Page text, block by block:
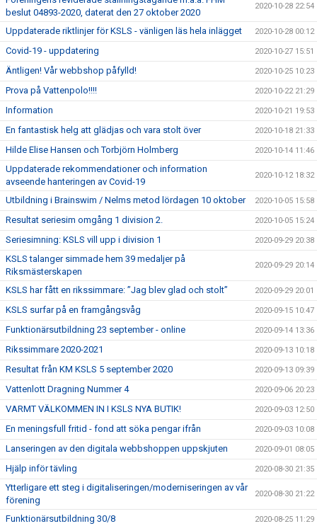
beslut 04893-2020, daterat den 27 oktober 2020
2020-10-28 22:54
Uppdaterade riktlinjer för KSLS - vänligen läs hela inlägget 2020-10-28 00:12
Covid-19 - uppdatering 2020-10-27 15:51
Äntligen! Vår webbshop påfylld! 2020-10-25 10:23
Prova på Vattenpolo!!!! 2020-10-22 21:29
Information 2020-10-21 19:53
En fantastisk helg att glädjas och vara stolt över 2020-10-18 21:33
Hilde Elise Hansen och Torbjörn Holmberg 2020-10-14 11:46
Uppdaterade rekommendationer och information
avseende hanteringen av Covid-19
2020-10-12 18:32
Utbildning i Brainswim / Nelms metod lördagen 10 oktober 2020-10-05 15:58
Resultat seriesim omgång 1 division 2. 2020-10-05 15:24
Seriesimning: KSLS vill upp i division 1 2020-09-29 20:38
KSLS talanger simmade hem 39 medaljer på
Riksmästerskapen
2020-09-29 20:14
KSLS har fått en rikssimmare: ”Jag blev glad och stolt” 2020-09-29 20:01
KSLS surfar på en framgångsvåg 2020-09-15 10:47
Funktionärsutbildning 23 september - online 2020-09-14 13:36
Rikssimmare 2020-2021 2020-09-13 10:18
Resultat från KM KSLS 5 september 2020 2020-09-13 09:39
Vattenlott Dragning Nummer 4 2020-09-06 20:23
VARMT VÄLKOMMEN IN I KSLS NYA BUTIK! 2020-09-03 12:50
En meningsfull fritid - fond att söka pengar ifrån 2020-09-03 10:08
Lanseringen av den digitala webbshoppen uppskjuten 2020-09-01 08:05
Hjälp inför tävling 2020-08-30 21:35
Ytterligare ett steg i digitaliseringen/moderniseringen av vår
förening
2020-08-30 21:22
Funktionärsutbildning 30/8 2020-08-25 11:29